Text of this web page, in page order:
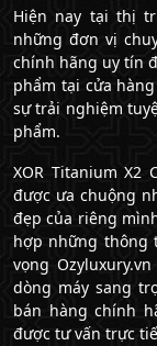
Hiện nay tại thị
những đơn vị
chính hãng uy tín
phẩm tại cửa
sự trải nghiệm
phẩm.
XOR Titanium X2
được ưa chuộng
đẹp của riêng
hợp những thông
vọng
dòng máy sang
bán hàng chính
được tư vấn trực